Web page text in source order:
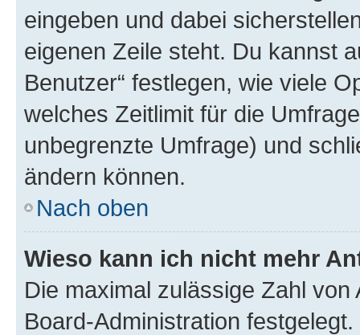
eingeben und dabei
eigenen Zeile steht. Du kannst
Benutzer“ festlegen, wie viele
welches Zeitlimit für die
unbegrenzte Umfrage) und
ändern können.
Nach oben
Wieso kann ich nicht mehr
Die maximal zulässige Zahl
Board-Administration